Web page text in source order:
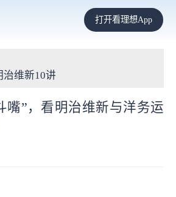
打开看理想App
治维新10讲
嘴”，看明治维新与洋务运